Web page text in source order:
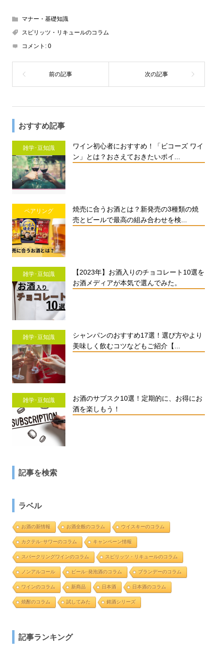
マナー・基礎知識
スピリッツ・リキュールのコラム
コメント: 0
おすすめ記事
雑学･豆知識
ワイン初心者におすすめ！「ビコーズ ワイ
ン」とは？おさえておきたいポイ...
ペアリング
焼売に合うお酒とは？新発売の3種類の焼
売とビールで最高の組み合わせを検...
雑学･豆知識
【2023年】お酒入りのチョコレート10選を
お酒メディアが本気で選んでみた。
雑学･豆知識
シャンパンのおすすめ17選！選び方やより
美味しく飲むコツなどもご紹介【...
雑学･豆知識
お酒のサブスク10選！定期的に、お得にお
酒を楽しもう！
記事を検索
ラベル
お酒の新情報 お酒全般のコラム ウイスキーのコラム
カクテル･サワーのコラム キャンペーン情報
スパークリングワインのコラム スピリッツ・リキュールのコラム
ノンアルコール ビール･発泡酒のコラム ブランデーのコラム
ワインのコラム 新商品 日本酒 日本酒のコラム
焼酎のコラム 試してみた 銘酒シリーズ
記事ランキング